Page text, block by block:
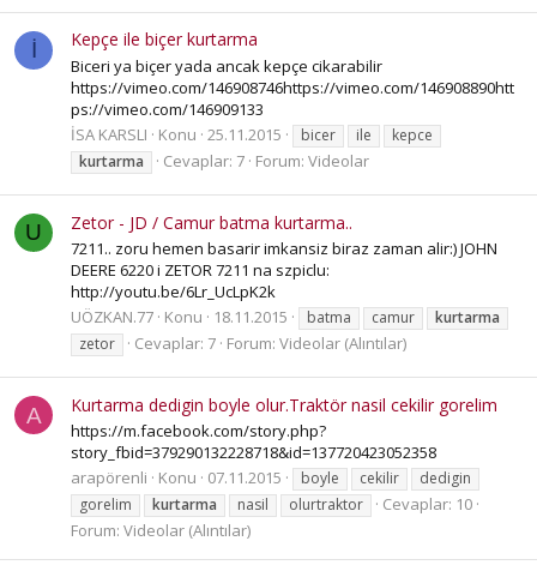
İ Kepçe ile biçer kurtarma
Biceri ya biçer yada ancak kepçe cikarabilir
https://vimeo.com/146908746https://vimeo.com/146908890htt
ps://vimeo.com/146909133
İSA KARSLI
Konu 25.11.2015 bicer ile
kepce
kurtarma
Cevaplar: 7 Forum: Videolar
U Zetor - JD / Camur batma kurtarma..
7211.. zoru hemen basarir imkansiz biraz zaman alir:) JOHN
DEERE 6220 i ZETOR 7211 na szpiclu:
http://youtu.be/6Lr_UcLpK2k
UÖZKAN.77 Konu 18.11.2015 batma camur
kurtarma
zetor
Cevaplar: 7 Forum: Videolar (Alıntılar)
A Kurtarma dedigin boyle olur.Traktör nasil cekilir gorelim
https://m.facebook.com/story.php?
story_fbid=379290132228718&id=137720423052358
arapörenli
Konu 07.11.2015 boyle cekilir
dedigin
gorelim
kurtarma nasil olurtraktor
Cevaplar: 10
Forum: Videolar (Alıntılar)